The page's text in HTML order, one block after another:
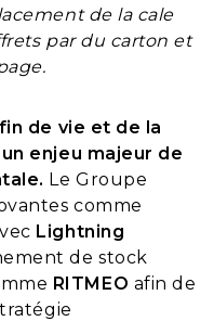
de la cale
par du carton et
de vie et de la
enjeu majeur de
Le Groupe
comme
Lightning
de stock
RITMEO afin de